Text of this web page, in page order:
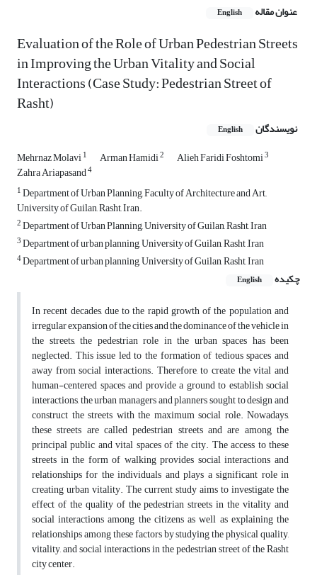
عنوان مقاله English
Evaluation of the Role of Urban Pedestrian Streets
in Improving the Urban Vitality and Social
Interactions (Case Study: Pedestrian Street of
Rasht)
نویسندگان English
Mehrnaz Molavi1 Arman Hamidi2 Alieh Faridi Foshtomi3
Zahra Ariapasand4
1Department of Urban Planning, Faculty of Architecture and Art,,
University of Guilan, Rasht, Iran.
2Department of Urban Planning, University of Guilan, Rasht, Iran
3Department of urban planning, University of Guilan, Rasht ,Iran
4Department of urban planning, University of Guilan, Rasht, Iran
چکیده
English
In recent decades, due to the rapid growth of the population and
irregular expansion of the cities and the dominance of the vehicle in
the streets, the pedestrian role in the urban spaces has been
neglected. This issue led to the formation of tedious spaces and
away from social interactions. Therefore, to create the vital and
human-centered spaces and provide a ground to establish social
interactions, the urban managers and planners sought to design and
construct the streets with the maximum social role. Nowadays,
these streets are called pedestrian streets and are among the
principal public and vital spaces of the city. The access to these
streets in the form of walking provides social interactions and
relationships for the individuals and plays a significant role in
creating urban vitality. The current study aims to investigate the
effect of the quality of the pedestrian streets in the vitality and
social interactions among the citizens as well as explaining the
relationships among these factors by studying the physical quality,
vitality, and social interactions in the pedestrian street of the Rasht
city center.